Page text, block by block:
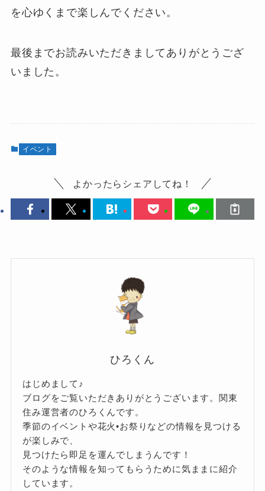
を心ゆくまで楽しんでください。
最後までお読みいただきましてありがとうござ
いました。
イベント
よかったらシェアしてね！
ひろくん
はじめまして♪
ブログをご覧いただきありがとうございます。関東
住み運営者のひろくんです。
季節のイベントや花火•お祭りなどの情報を見つける
が楽しみで、
見つけたら即足を運んでしまうんです！
そのような情報を知ってもらうために気ままに紹介
しています。